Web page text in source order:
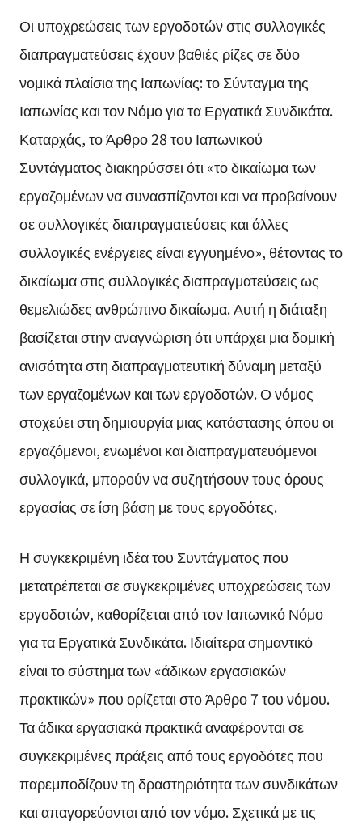
Οι υποχρεώσεις των εργοδοτών στις συλλογικές
διαπραγματεύσεις έχουν βαθιές ρίζες σε δύο
νομικά πλαίσια της Ιαπωνίας: το Σύνταγμα της
Ιαπωνίας και τον Νόμο για τα Εργατικά Συνδικάτα.
Καταρχάς, το Άρθρο 28 του Ιαπωνικού
Συντάγματος διακηρύσσει ότι «το δικαίωμα των
εργαζομένων να συνασπίζονται και να προβαίνουν
σε συλλογικές διαπραγματεύσεις και άλλες
συλλογικές ενέργειες είναι εγγυημένο», θέτοντας το
δικαίωμα στις συλλογικές διαπραγματεύσεις ως
θεμελιώδες ανθρώπινο δικαίωμα. Αυτή η διάταξη
βασίζεται στην αναγνώριση ότι υπάρχει μια δομική
ανισότητα στη διαπραγματευτική δύναμη μεταξύ
των εργαζομένων και των εργοδοτών. Ο νόμος
στοχεύει στη δημιουργία μιας κατάστασης όπου οι
εργαζόμενοι, ενωμένοι και διαπραγματευόμενοι
συλλογικά, μπορούν να συζητήσουν τους όρους
εργασίας σε ίση βάση με τους εργοδότες.
Η συγκεκριμένη ιδέα του Συντάγματος που
μετατρέπεται σε συγκεκριμένες υποχρεώσεις των
εργοδοτών, καθορίζεται από τον Ιαπωνικό Νόμο
για τα Εργατικά Συνδικάτα. Ιδιαίτερα σημαντικό
είναι το σύστημα των «άδικων εργασιακών
πρακτικών» που ορίζεται στο Άρθρο 7 του νόμου.
Τα άδικα εργασιακά πρακτικά αναφέρονται σε
συγκεκριμένες πράξεις από τους εργοδότες που
παρεμποδίζουν τη δραστηριότητα των συνδικάτων
και απαγορεύονται από τον νόμο. Σχετικά με τις